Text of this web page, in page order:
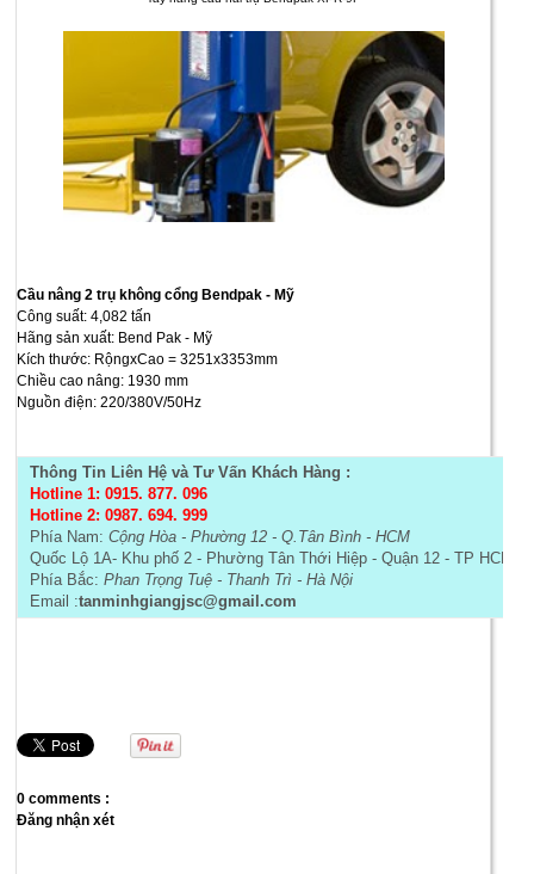
Cầu nâng 2 trụ không cổng Bendpak - Mỹ
Công suất: 4,082 tấn
Hãng sản xuất: Bend Pak - Mỹ
Kích thước: RộngxCao = 3251x3353mm
Chiều cao nâng: 1930 mm
Nguồn điện: 220/380V/50Hz
Thông Tin Liên Hệ và Tư Vấn Khách Hàng :
Hotline 1: 0915. 877. 096
Hotline 2: 0987. 694. 999
Phía Nam:Cộng Hòa - Phường 12 - Q.Tân Bình - HCM
Quốc Lộ 1A- Khu phố 2 - Phường Tân Thới Hiệp - Quận 12 - TP HCM-
Phía Bắc:Phan Trọng Tuệ - Thanh Trì - Hà Nội
Email :tanminhgiangjsc@gmail.com
0 comments :
Đăng nhận xét